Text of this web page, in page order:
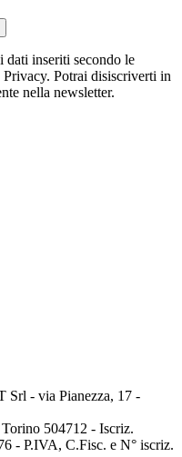
dati inseriti secondo le
Potrai disiscriverti in
nella newsletter.
Srl - via Pianezza, 17 -
504712 - Iscriz.
- P.IVA, C.Fisc. e N° iscriz.